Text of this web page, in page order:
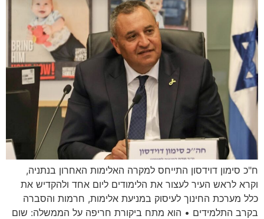
ח"כ סימון דוידסון התייחס למקרה האלימות האחרון בנתניה,
וקרא לראש העיר לעצור את הלימודים ליום אחד ולהקדיש את
כלל מערכת החינוך לעיסוק במניעת אלימות, חרמות והסברה
בקרב התלמידים • הוא מתח ביקורת חריפה על הממשלה: שום